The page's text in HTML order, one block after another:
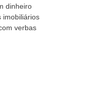
dinheiro
imobiliários
verbas